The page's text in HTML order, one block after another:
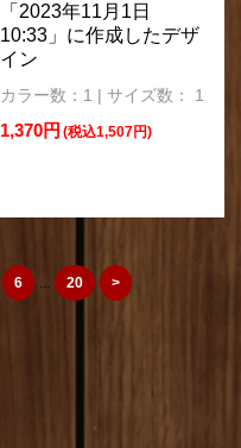
「2023年11月1日
10:33」に作成したデザ
イン
カラー数：1 | サイズ数： 1
1,370円 (税込1,507円)
6 ... 20 >